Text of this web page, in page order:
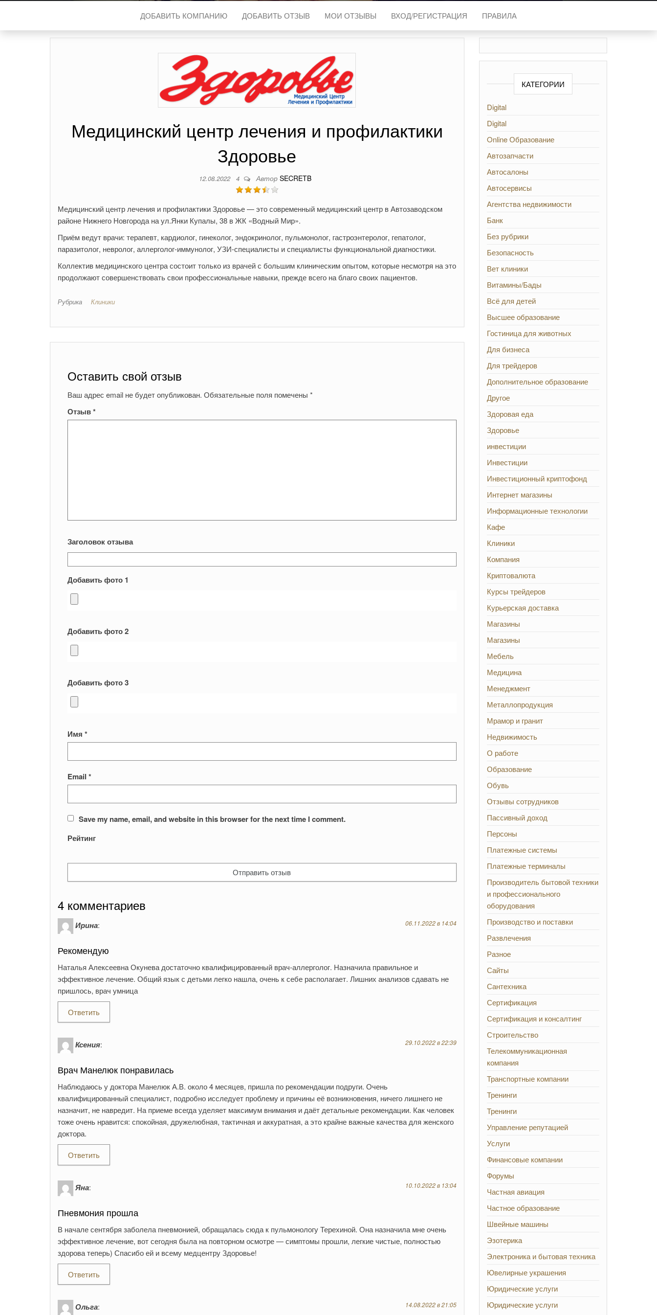
ДОБАВИТЬ КОМПАНИЮ ДОБАВИТЬ ОТЗЫВ МОИ ОТЗЫВЫ ВХОД/РЕГИСТРАЦИЯ ПРАВИЛА
Медицинский центр лечения и профилактики
Здоровье
12.08.2022 4 Автор SECRETB
Медицинский центр лечения и профилактики Здоровье — это современный медицинский центр в Автозаводском
районе Нижнего Новгорода на ул.Янки Купалы, 38 в ЖК «Водный Мир».
Приём ведут врачи: терапевт, кардиолог, гинеколог, эндокринолог, пульмонолог, гастроэнтеролог, гепатолог,
паразитолог, невролог, аллерголог-иммунолог, УЗИ-специалисты и специалисты функциональной диагностики.
Коллектив медицинского центра состоит только из врачей с большим клиническим опытом, которые несмотря на это
продолжают совершенствовать свои профессиональные навыки, прежде всего на благо своих пациентов.
Рубрика Клиники
Оставить свой отзыв
Ваш адрес email не будет опубликован. Обязательные поля помечены *
Отзыв*
Заголовок отзыва
Добавить фото 1
Добавить фото 2
Добавить фото 3
Имя *
Email *
Save my name, email, and website in this browser for the next time I comment.
Рейтинг
4 комментариев
Ирина: 06.11.2022 в 14:04
Рекомендую
Наталья Алексеевна Окунева достаточно квалифицированный врач-аллерголог. Назначила правильное и
эффективное лечение. Общий язык с детьми легко нашла, очень к себе располагает. Лишних анализов сдавать не
пришлось, врач умница
Ответить
Ксения: 29.10.2022 в 22:39
Врач Манелюк понравилась
Наблюдаюсь у доктора Манелюк А.В. около 4 месяцев, пришла по рекомендации подруги. Очень
квалифицированный специалист, подробно исследует проблему и причины её возникновения, ничего лишнего не
назначит, не навредит. На приеме всегда уделяет максимум внимания и даёт детальные рекомендации. Как человек
тоже очень нравится: спокойная, дружелюбная, тактичная и аккуратная, а это крайне важные качества для женского
доктора.
Ответить
Яна: 10.10.2022 в 13:04
Пневмония прошла
В начале сентября заболела пневмонией, обращалась сюда к пульмонологу Терехиной. Она назначила мне очень
эффективное лечение, вот сегодня была на повторном осмотре — симптомы прошли, легкие чистые, полностью
здорова теперь) Спасибо ей и всему медцентру Здоровье!
Ответить
Ольга: 14.08.2022 в 21:05
КАТЕГОРИИ
Digital
Digital
Online Образование
Автозапчасти
Автосалоны
Автосервисы
Агентства недвижимости
Банк
Без рубрики
Безопасность
Вет клиники
Витамины/Бады
Всё для детей
Высшее образование
Гостиница для животных
Для бизнеса
Для трейдеров
Дополнительное образование
Другое
Здоровая еда
Здоровье
инвестиции
Инвестиции
Инвестиционный криптофонд
Интернет магазины
Информационные технологии
Кафе
Клиники
Компания
Криптовалюта
Курсы трейдеров
Курьерская доставка
Магазины
Магазины
Мебель
Медицина
Менеджмент
Металлопродукция
Мрамор и гранит
Недвижимость
О работе
Образование
Обувь
Отзывы сотрудников
Пассивный доход
Персоны
Платежные системы
Платежные терминалы
Производитель бытовой техники
и профессионального
оборудования
Производство и поставки
Развлечения
Разное
Сайты
Сантехника
Сертификация
Сертификация и консалтинг
Строительство
Телекоммуникационная
компания
Транспортные компании
Тренинги
Тренинги
Управление репутацией
Услуги
Финансовые компании
Форумы
Частная авиация
Частное образование
Швейные машины
Эзотерика
Электроника и бытовая техника
Ювелирные украшения
Юридические услуги
Юридические услуги